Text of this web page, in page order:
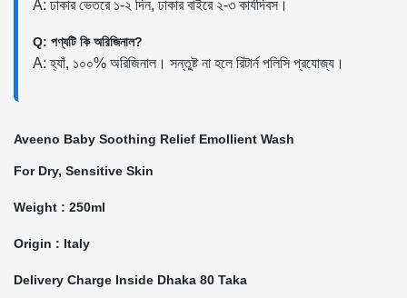
A: ঢাকার ভেতরে ১-২ দিন, ঢাকার বাইরে ২-৩ কার্যদিবস।
Q: পণ্যটি কি অরিজিনাল?
A: হ্যাঁ, ১০০% অরিজিনাল। সন্তুষ্ট না হলে রিটার্ন পলিসি প্রযোজ্য।
Aveeno Baby Soothing Relief Emollient Wash
For Dry, Sensitive Skin
Weight : 250ml
Origin : Italy
Delivery Charge Inside Dhaka 80 Taka